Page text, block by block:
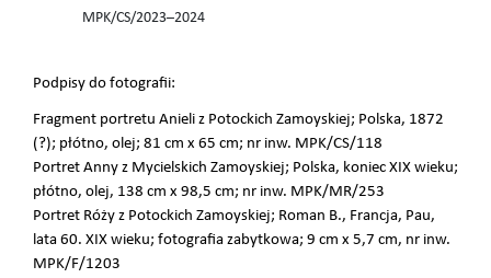
MPK/CS/2023–2024
Podpisy do fotografii:
Fragment portretu Anieli z Potockich Zamoyskiej; Polska, 1872
(?); płótno, olej; 81 cm x 65 cm; nr inw. MPK/CS/118
Portret Anny z Mycielskich Zamoyskiej; Polska, koniec XIX wieku;
płótno, olej, 138 cm x 98,5 cm; nr inw. MPK/MR/253
Portret Róży z Potockich Zamoyskiej; Roman B., Francja, Pau,
lata 60. XIX wieku; fotografia zabytkowa; 9 cm x 5,7 cm, nr inw.
MPK/F/1203